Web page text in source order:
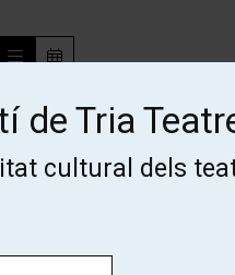
de Tria
cultural dels